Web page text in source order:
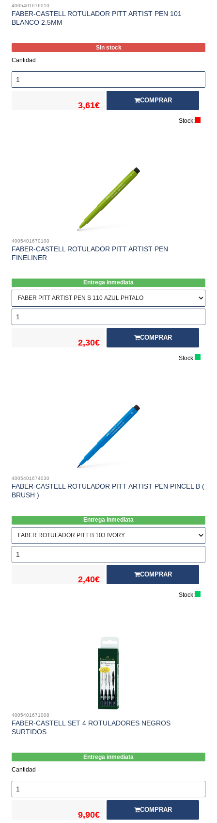
4005401676010
FABER-CASTELL ROTULADOR PITT ARTIST PEN 101
BLANCO 2.5MM
Sin stock
Cantidad
3,61€
COMPRAR
Stock:
4005401670100
FABER-CASTELL ROTULADOR PITT ARTIST PEN
FINELINER
Entrega inmediata
2,30€
COMPRAR
Stock:
4005401674030
FABER-CASTELL ROTULADOR PITT ARTIST PEN PINCEL B (
BRUSH )
Entrega inmediata
2,40€
COMPRAR
Stock:
4005401671008
FABER-CASTELL SET 4 ROTULADORES NEGROS
SURTIDOS
Entrega inmediata
Cantidad
9,90€
COMPRAR